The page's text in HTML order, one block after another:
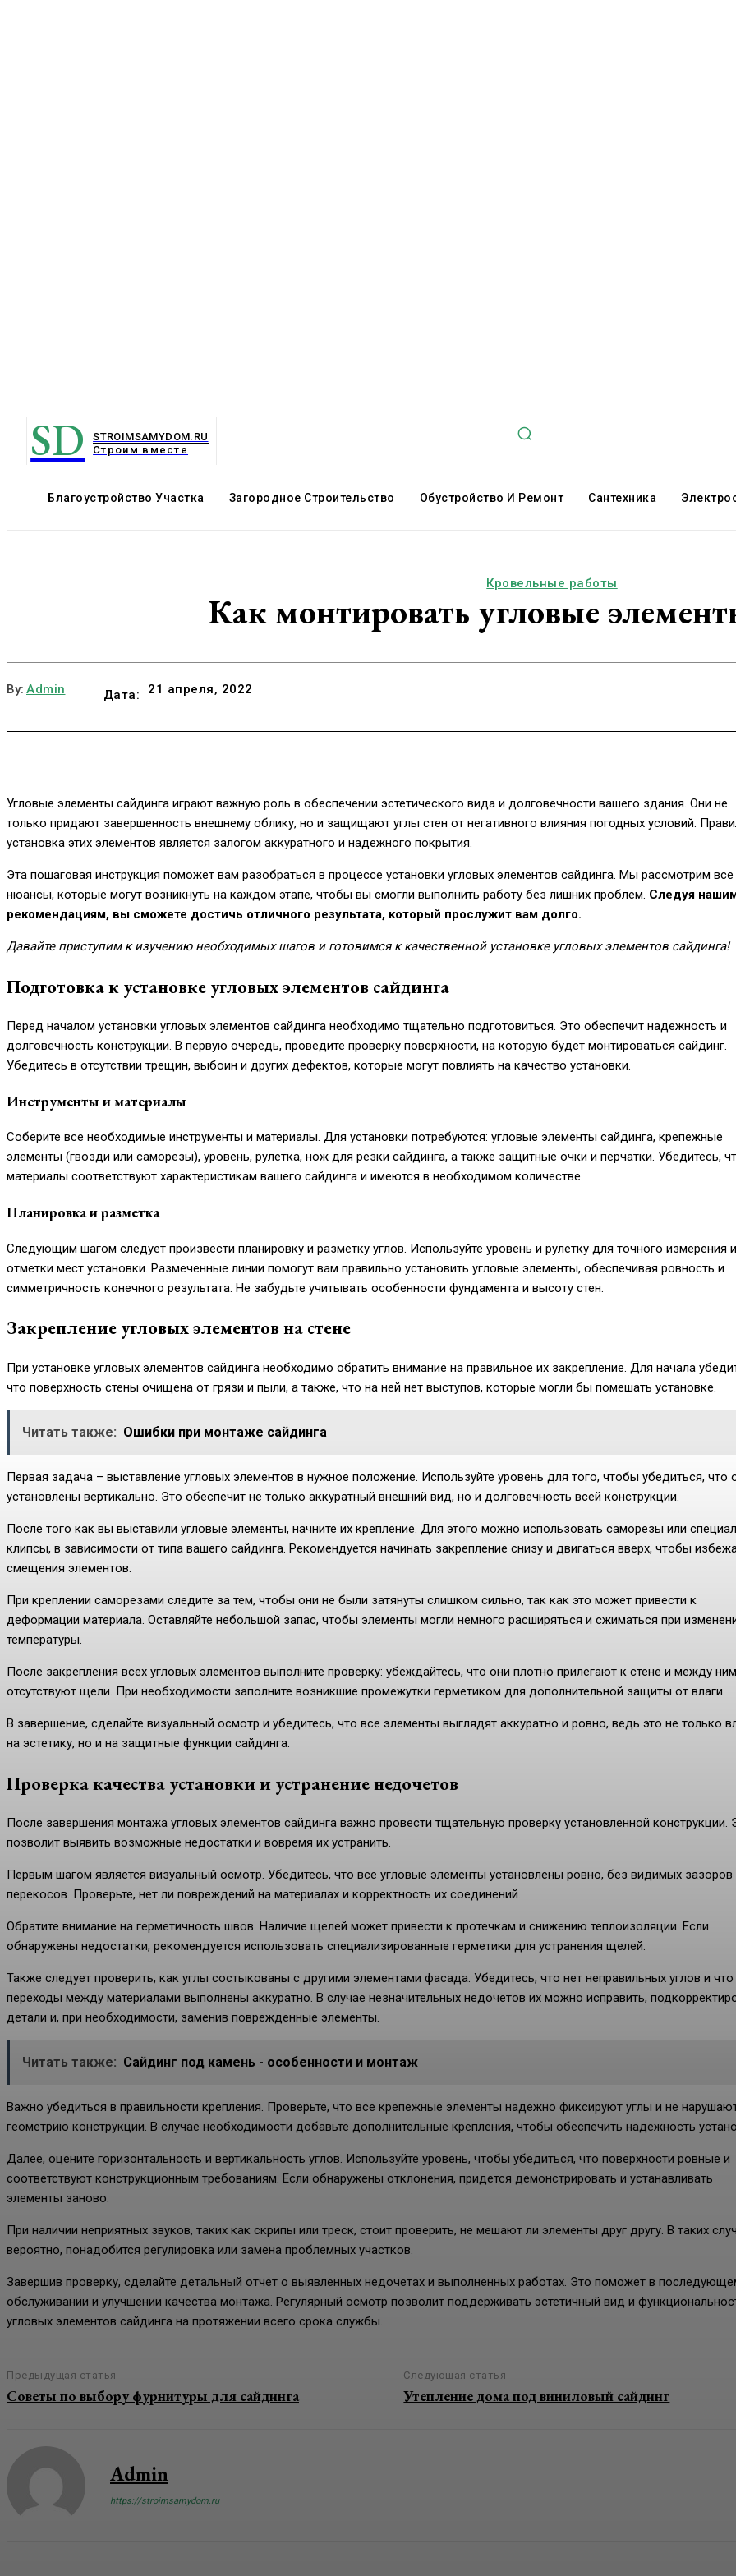
SD
STROIMSAMYDOM.RU
Строим вместе
Благоустройство Участка Загородное Строительство Обустройство И Ремонт Сантехника
Кровельные работы
Как монтировать угловые
By: Admin Дата: 21 апреля, 2022
Угловые элементы сайдинга играют важную роль в обеспечении эстетического вида и долговечности вашего здания. Они не
только придают завершенность внешнему облику, но и защищают углы стен от негативного влияния погодных условий.
установка этих элементов является залогом аккуратного и надежного покрытия.
Эта пошаговая инструкция поможет вам разобраться в процессе установки угловых элементов сайдинга. Мы рассмотрим все
нюансы, которые могут возникнуть на каждом этапе, чтобы вы смогли выполнить работу без лишних проблем. Следуя
рекомендациям, вы сможете достичь отличного результата, который прослужит вам долго.
Давайте приступим к изучению необходимых шагов и готовимся к качественной установке угловых элементов сайдинга!
Подготовка к установке угловых элементов сайдинга
Перед началом установки угловых элементов сайдинга необходимо тщательно подготовиться. Это обеспечит надежность и
долговечность конструкции. В первую очередь, проведите проверку поверхности, на которую будет монтироваться сайдинг.
Убедитесь в отсутствии трещин, выбоин и других дефектов, которые могут повлиять на качество установки.
Инструменты и материалы
Соберите все необходимые инструменты и материалы. Для установки потребуются: угловые элементы сайдинга, крепежные
элементы (гвозди или саморезы), уровень, рулетка, нож для резки сайдинга, а также защитные очки и перчатки. Убедитесь,
материалы соответствуют характеристикам вашего сайдинга и имеются в необходимом количестве.
Планировка и разметка
Следующим шагом следует произвести планировку и разметку углов. Используйте уровень и рулетку для точного измерения и
отметки мест установки. Размеченные линии помогут вам правильно установить угловые элементы, обеспечивая ровность и
симметричность конечного результата. Не забудьте учитывать особенности фундамента и высоту стен.
Закрепление угловых элементов на стене
При установке угловых элементов сайдинга необходимо обратить внимание на правильное их закрепление. Для начала
что поверхность стены очищена от грязи и пыли, а также, что на ней нет выступов, которые могли бы помешать установке.
Читать также: Ошибки при монтаже сайдинга
Первая задача – выставление угловых элементов в нужное положение. Используйте уровень для того, чтобы убедиться, что
установлены вертикально. Это обеспечит не только аккуратный внешний вид, но и долговечность всей конструкции.
После того как вы выставили угловые элементы, начните их крепление. Для этого можно использовать саморезы или
клипсы, в зависимости от типа вашего сайдинга. Рекомендуется начинать закрепление снизу и двигаться вверх, чтобы
смещения элементов.
При креплении саморезами следите за тем, чтобы они не были затянуты слишком сильно, так как это может привести к
деформации материала. Оставляйте небольшой запас, чтобы элементы могли немного расширяться и сжиматься при
температуры.
После закрепления всех угловых элементов выполните проверку: убеждайтесь, что они плотно прилегают к стене и между
отсутствуют щели. При необходимости заполните возникшие промежутки герметиком для дополнительной защиты от влаги.
В завершение, сделайте визуальный осмотр и убедитесь, что все элементы выглядят аккуратно и ровно, ведь это не только
на эстетику, но и на защитные функции сайдинга.
Проверка качества установки и устранение недочетов
После завершения монтажа угловых элементов сайдинга важно провести тщательную проверку установленной конструкции.
позволит выявить возможные недостатки и вовремя их устранить.
Первым шагом является визуальный осмотр. Убедитесь, что все угловые элементы установлены ровно, без видимых зазоров
перекосов. Проверьте, нет ли повреждений на материалах и корректность их соединений.
Обратите внимание на герметичность швов. Наличие щелей может привести к протечкам и снижению теплоизоляции. Если
обнаружены недостатки, рекомендуется использовать специализированные герметики для устранения щелей.
Также следует проверить, как углы состыкованы с другими элементами фасада. Убедитесь, что нет неправильных углов и что
переходы между материалами выполнены аккуратно. В случае незначительных недочетов их можно исправить,
детали и, при необходимости, заменив поврежденные элементы.
Читать также: Сайдинг под камень - особенности и монтаж
Важно убедиться в правильности крепления. Проверьте, что все крепежные элементы надежно фиксируют углы и не
геометрию конструкции. В случае необходимости добавьте дополнительные крепления, чтобы обеспечить надежность
Далее, оцените горизонтальность и вертикальность углов. Используйте уровень, чтобы убедиться, что поверхности ровные и
соответствуют конструкционным требованиям. Если обнаружены отклонения, придется демонстрировать и устанавливать
элементы заново.
При наличии неприятных звуков, таких как скрипы или треск, стоит проверить, не мешают ли элементы друг другу. В таких
вероятно, понадобится регулировка или замена проблемных участков.
Завершив проверку, сделайте детальный отчет о выявленных недочетах и выполненных работах. Это поможет в
обслуживании и улучшении качества монтажа. Регулярный осмотр позволит поддерживать эстетичный вид и
угловых элементов сайдинга на протяжении всего срока службы.
Предыдущая статья
Советы по выбору фурнитуры для сайдинга
Следующая статья
Утепление дома под виниловый сайдинг
Admin
https://stroimsamydom.ru